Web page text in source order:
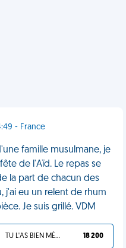
- France
famille musulmane, je
de l'Aïd. Le repas se
la part de chacun des
j'ai eu un relent de rhum
Je suis grillé. VDM
TU L'AS BIEN MÉRITÉ 18 200